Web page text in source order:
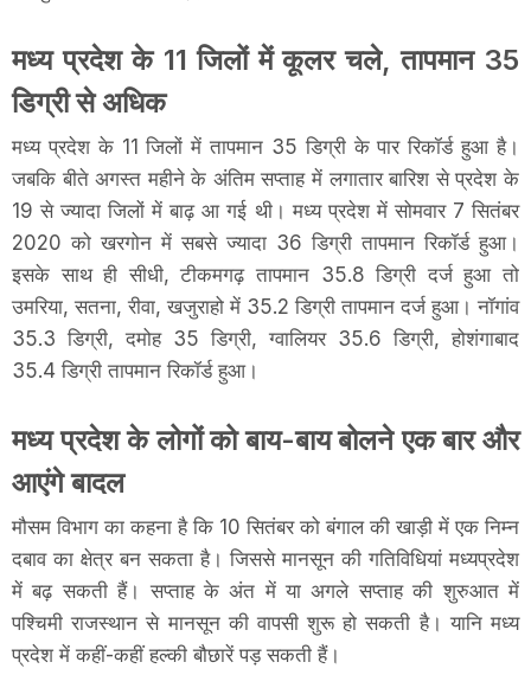
मध्य प्रदेश के 11 जिलों में कूलर चले, तापमान 35
डिग्री से अधिक
मध्य प्रदेश के 11 जिलों में तापमान 35 डिग्री के पार रिकॉर्ड हुआ है।
जबकि बीते अगस्त महीने के अंतिम सप्ताह में लगातार बारिश से प्रदेश के
19 से ज्यादा जिलों में बाढ़ आ गई थी। मध्य प्रदेश में सोमवार 7 सितंबर
2020 को खरगोन में सबसे ज्यादा 36 डिग्री तापमान रिकॉर्ड हुआ।
इसके साथ ही सीधी, टीकमगढ़ तापमान 35.8 डिग्री दर्ज हुआ तो
उमरिया, सतना, रीवा, खजुराहो में 35.2 डिग्री तापमान दर्ज हुआ। नॉगांव
35.3 डिग्री, दमोह 35 डिग्री, ग्वालियर 35.6 डिग्री, होशंगाबाद
35.4 डिग्री तापमान रिकॉर्ड हुआ।
मध्य प्रदेश के लोगों को बाय-बाय बोलने एक बार और
आएंगे बादल
मौसम विभाग का कहना है कि 10 सितंबर को बंगाल की खाड़ी में एक निम्न
दबाव का क्षेत्र बन सकता है। जिससे मानसून की गतिविधियां मध्यप्रदेश
में बढ़ सकती हैं। सप्ताह के अंत में या अगले सप्ताह की शुरुआत में
पश्चिमी राजस्थान से मानसून की वापसी शुरू हो सकती है। यानि मध्य
प्रदेश में कहीं-कहीं हल्की बौछारें पड़ सकती हैं।